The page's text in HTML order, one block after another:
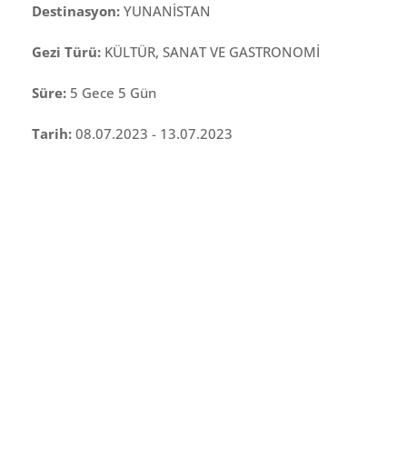
Destinasyon: YUNANİSTAN
Gezi Türü: KÜLTÜR, SANAT VE GASTRONOMİ
Süre: 5 Gece 5 Gün
Tarih: 08.07.2023 - 13.07.2023